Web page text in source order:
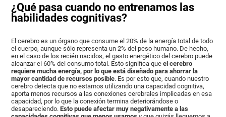
¿Qué pasa cuando no entrenamos las
habilidades cognitivas?
El cerebro es un órgano que consume el 20% de la energía total de todo
el cuerpo, aunque sólo representa un 2% del peso humano. De hecho,
en el caso de los recién nacidos, el gasto energético del cerebro puede
alcanzar el 60% del consumo total. Esto significa queel cerebro
requiere mucha energía, por lo que está diseñado para ahorrar la
mayor cantidad de recursos posible. Es por esto que, cuando nuestro
cerebro detecta que no estamos utilizando una capacidad cognitiva,
aporta menos recursos a las conexiones cerebrales implicadas en esa
capacidad, por lo que la conexión termina deteriorándose o
desapareciendo.Esto puede afectar muy negativamente a las